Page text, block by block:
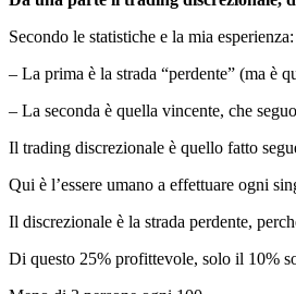
Secondo le statistiche e la mia esperienza:
– La prima è la strada “perdente” (ma è
– La seconda è quella vincente, che
Il trading discrezionale è quello fatto
Qui è l’essere umano a effettuare ogni
Il discrezionale è la strada perdente,
Di questo 25% profittevole, solo il 10%